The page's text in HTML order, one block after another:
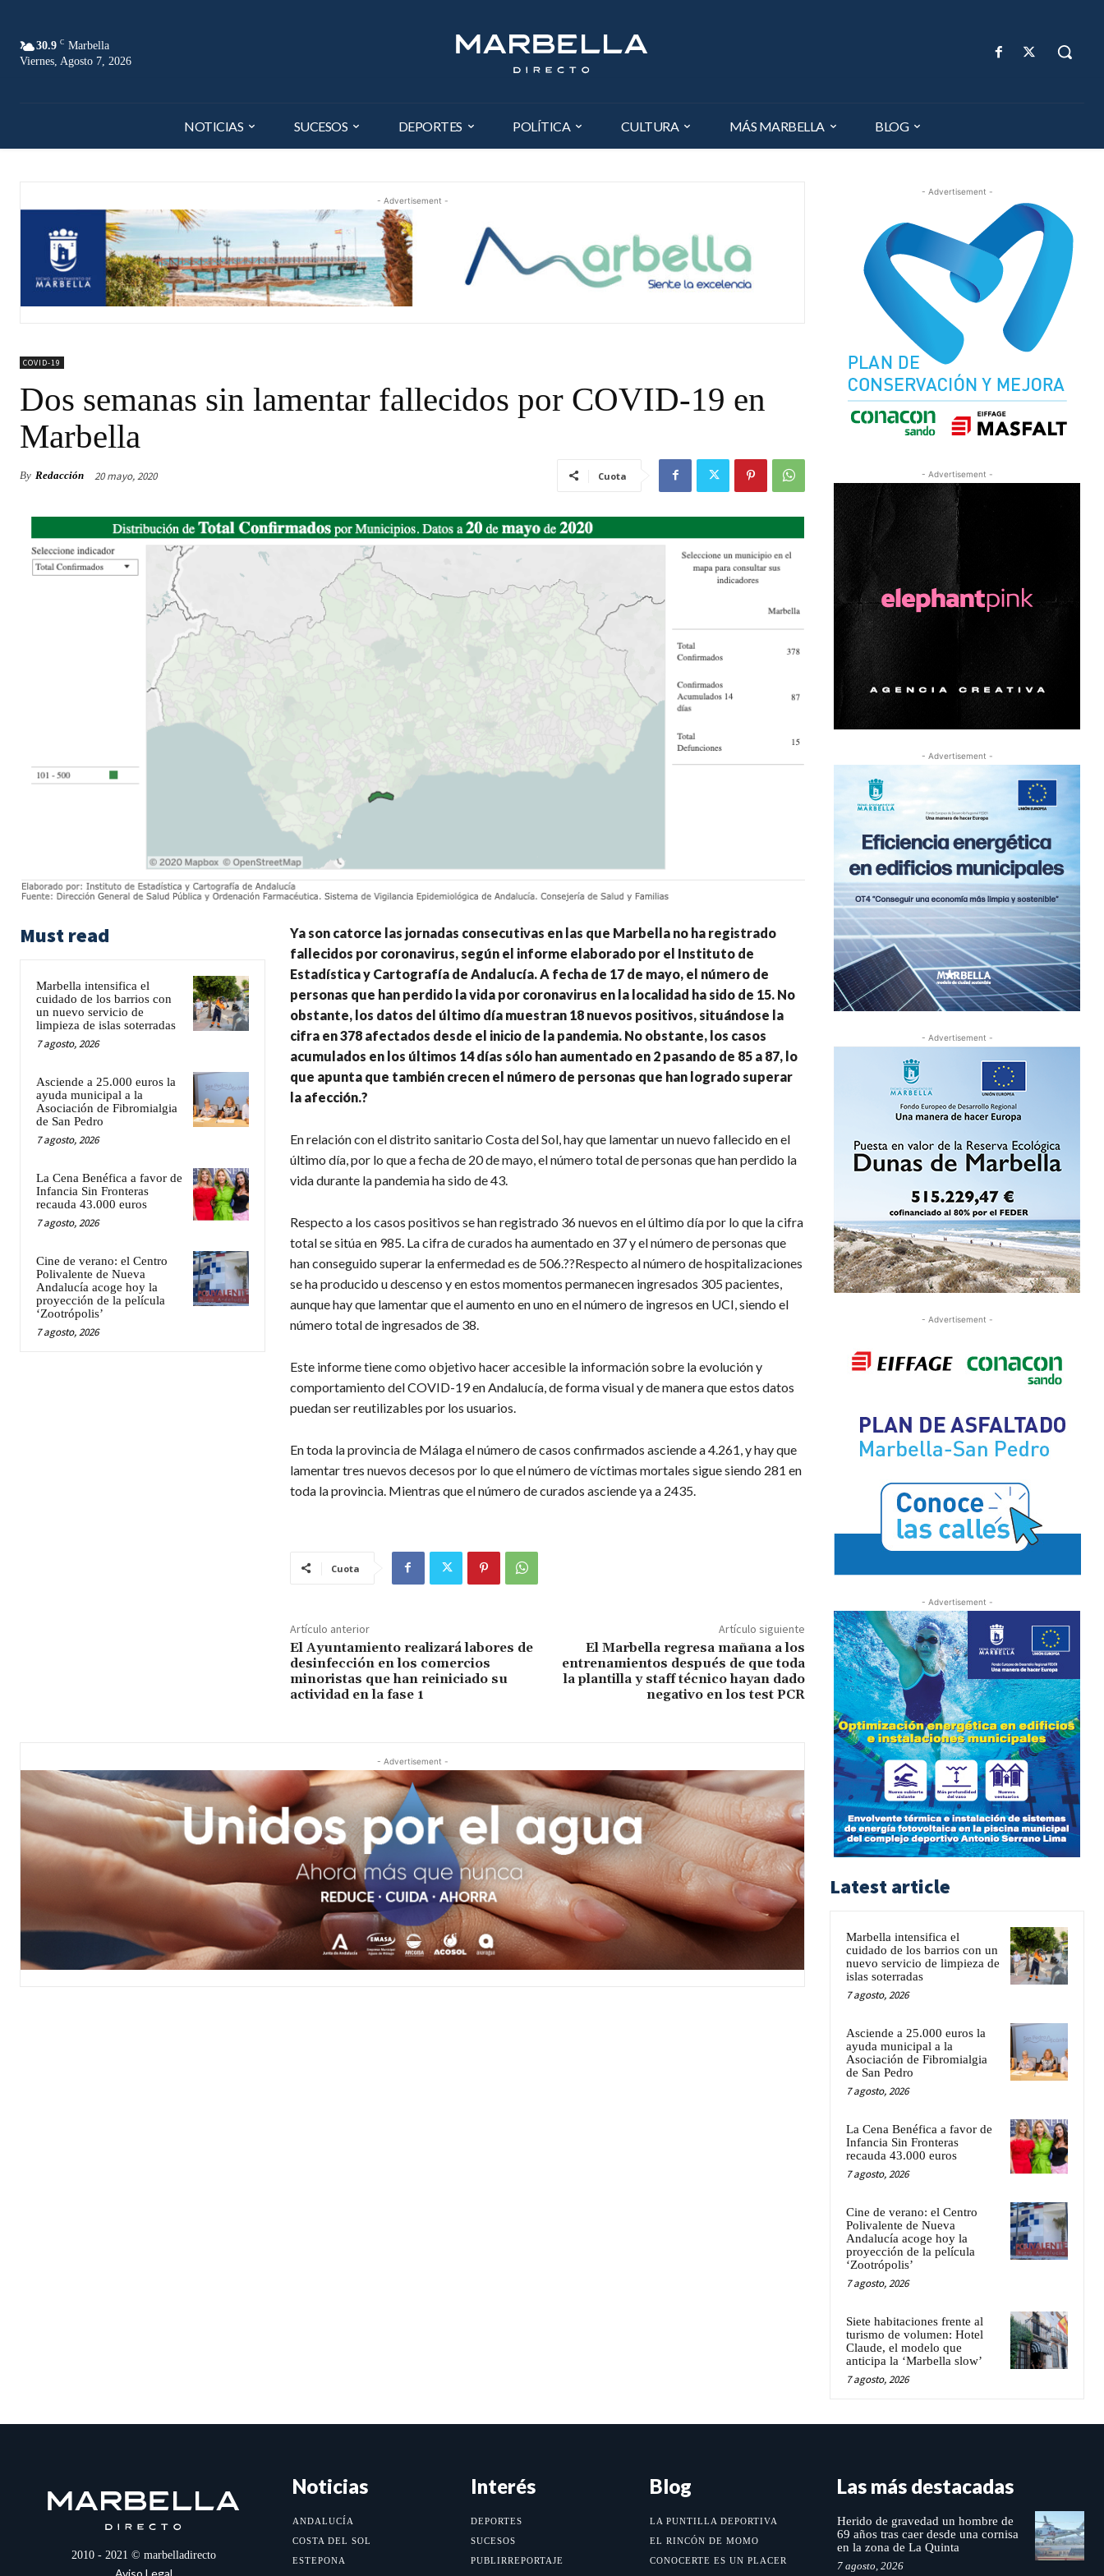
30.9 C Marbella
Viernes, Agosto 7, 2026
NOTICIAS SUCESOS DEPORTES POLÍTICA CULTURA MÁS MARBELLA BLOG
- Advertisement -
COVID-19
Dos semanas sin lamentar fallecidos por COVID-19 en
Marbella
By Redacción 20 mayo, 2020 Cuota
Must read
Marbella intensifica el
cuidado de los barrios con
un nuevo servicio de
limpieza de islas soterradas
7 agosto, 2026
Asciende a 25.000 euros la
ayuda municipal a la
Asociación de Fibromialgia
de San Pedro
7 agosto, 2026
La Cena Benéfica a favor de
Infancia Sin Fronteras
recauda 43.000 euros
7 agosto, 2026
Cine de verano: el Centro
Polivalente de Nueva
Andalucía acoge hoy la
proyección de la película
‘Zootrópolis’
7 agosto, 2026
Ya son catorce las jornadas consecutivas en las que Marbella no ha registrado
fallecidos por coronavirus, según el informe elaborado por el Instituto de
Estadística y Cartografía de Andalucía. A fecha de 17 de mayo, el número de
personas que han perdido la vida por coronavirus en la localidad ha sido de 15. No
obstante, los datos del último día muestran 18 nuevos positivos, situándose la
cifra en 378 afectados desde el inicio de la pandemia. No obstante, los casos
acumulados en los últimos 14 días sólo han aumentado en 2 pasando de 85 a 87, lo
que apunta que también crecen el número de personas que han logrado superar
la afección.?
En relación con el distrito sanitario Costa del Sol, hay que lamentar un nuevo fallecido en el
último día, por lo que a fecha de 20 de mayo, el número total de personas que han perdido la
vida durante la pandemia ha sido de 43.
Respecto a los casos positivos se han registrado 36 nuevos en el último día por lo que la cifra
total se sitúa en 985. La cifra de curados ha aumentado en 37 y el número de personas que
han conseguido superar la enfermedad es de 506.??Respecto al número de hospitalizaciones
se ha producido u descenso y en estos momentos permanecen ingresados 305 pacientes,
aunque hay que lamentar que el aumento en uno en el número de ingresos en UCI, siendo el
número total de ingresados de 38.
Este informe tiene como objetivo hacer accesible la información sobre la evolución y
comportamiento del COVID-19 en Andalucía, de forma visual y de manera que estos datos
puedan ser reutilizables por los usuarios.
En toda la provincia de Málaga el número de casos confirmados asciende a 4.261, y hay que
lamentar tres nuevos decesos por lo que el número de víctimas mortales sigue siendo 281 en
toda la provincia. Mientras que el número de curados asciende ya a 2435.
Cuota
Artículo anterior
El Ayuntamiento realizará labores de
desinfección en los comercios
minoristas que han reiniciado su
actividad en la fase 1
Artículo siguiente
El Marbella regresa mañana a los
entrenamientos después de que toda
la plantilla y staff técnico hayan dado
negativo en los test PCR
- Advertisement -
- Advertisement -
- Advertisement -
- Advertisement -
- Advertisement -
- Advertisement -
- Advertisement -
Latest article
Marbella intensifica el
cuidado de los barrios con un
nuevo servicio de limpieza de
islas soterradas
7 agosto, 2026
Asciende a 25.000 euros la
ayuda municipal a la
Asociación de Fibromialgia
de San Pedro
7 agosto, 2026
La Cena Benéfica a favor de
Infancia Sin Fronteras
recauda 43.000 euros
7 agosto, 2026
Cine de verano: el Centro
Polivalente de Nueva
Andalucía acoge hoy la
proyección de la película
‘Zootrópolis’
7 agosto, 2026
Siete habitaciones frente al
turismo de volumen: Hotel
Claude, el modelo que
anticipa la ‘Marbella slow’
7 agosto, 2026
2010 - 2021 © marbelladirecto
Aviso Legal
Noticias
ANDALUCÍA
COSTA DEL SOL
ESTEPONA
Interés
DEPORTES
SUCESOS
PUBLIRREPORTAJE
Blog
LA PUNTILLA DEPORTIVA
EL RINCÓN DE MOMO
CONOCERTE ES UN PLACER
Las más destacadas
Herido de gravedad un hombre de
69 años tras caer desde una cornisa
en la zona de La Quinta
7 agosto, 2026